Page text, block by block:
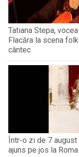
Tatiana Stepa,
Flacăra la scena
cântec
Într-o zi de 7 august
ajuns pe jos la Roma